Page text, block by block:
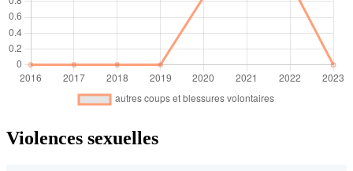
Violences sexuelles